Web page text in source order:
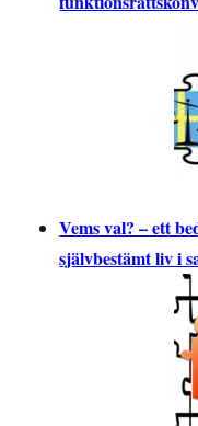
Vems val? – ett
självbestämt liv i